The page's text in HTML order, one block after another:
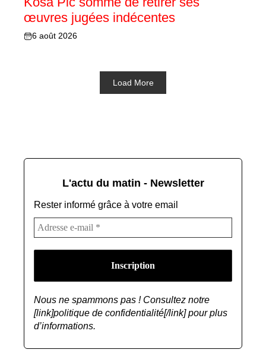
œuvres jugées indécentes
6 août 2026
Load More
L'actu du matin - Newsletter
Rester informé grâce à votre email
Nous ne spammons pas ! Consultez notre
[link]politique de confidentialité[/link] pour plus
d’informations.